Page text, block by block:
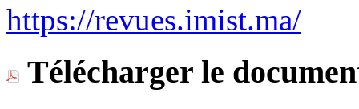
https://revues.imist.ma/
Télécharger le